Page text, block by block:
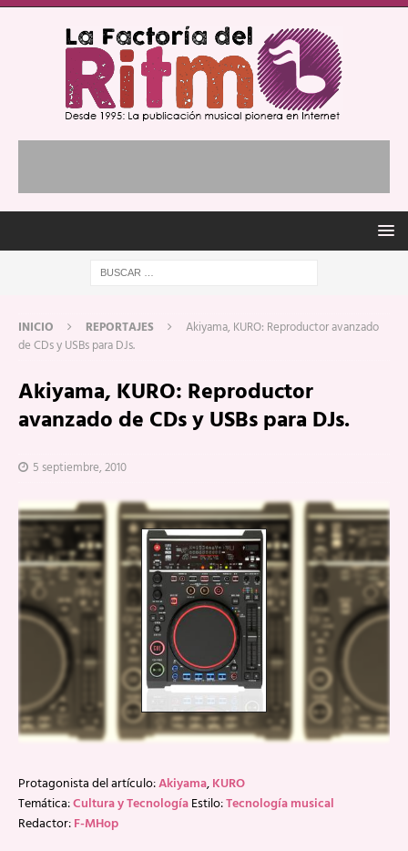
INICIO REPORTAJES
Akiyama, KURO: Reproductor avanzado
de CDs y USBs para DJs.
Akiyama, KURO: Reproductor
avanzado de CDs y USBs para DJs.
5 septiembre, 2010
Protagonista del artículo:Akiyama,KURO
Temática:Cultura y TecnologíaEstilo:Tecnología musical
Redactor:F-MHop